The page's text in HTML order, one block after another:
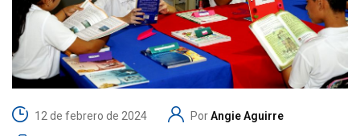
12 de febrero de 2024 PorAngie Aguirre